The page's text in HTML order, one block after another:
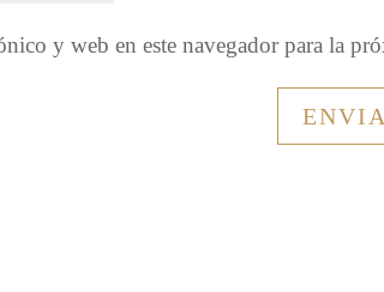
y web en este navegador para la